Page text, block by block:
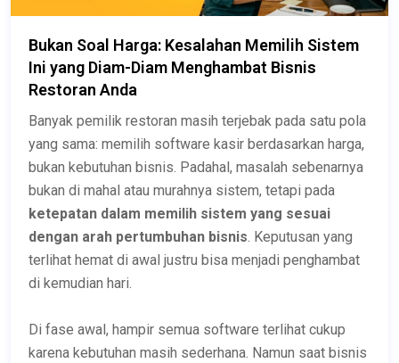
Bukan Soal Harga: Kesalahan Memilih Sistem
Ini yang Diam-Diam Menghambat Bisnis
Restoran Anda
Banyak pemilik restoran masih terjebak pada satu pola
yang sama: memilih software kasir berdasarkan harga,
bukan kebutuhan bisnis. Padahal, masalah sebenarnya
bukan di mahal atau murahnya sistem, tetapi pada
ketepatan dalam memilih sistem yang sesuai
dengan arah pertumbuhan bisnis . Keputusan yang
terlihat hemat di awal justru bisa menjadi penghambat
di kemudian hari.
Di fase awal, hampir semua software terlihat cukup
karena kebutuhan masih sederhana. Namun saat bisnis